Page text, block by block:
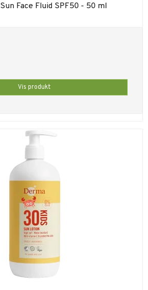
Face Fluid SPF50 - 50 ml
Vis produkt